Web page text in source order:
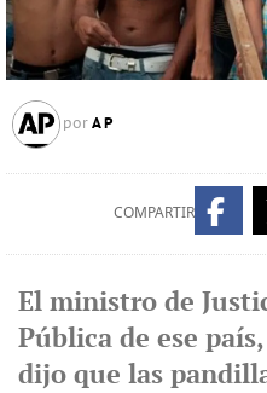
por AP
COMPARTIR
El ministro de
Pública de ese
dijo que las